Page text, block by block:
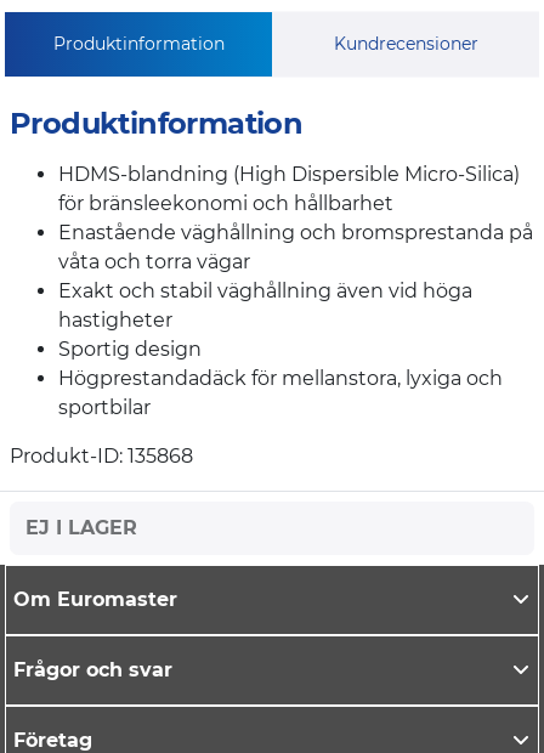
Produktinformation Kundrecensioner
Produktinformation
HDMS-blandning (High Dispersible Micro-Silica)
för bränsleekonomi och hållbarhet
Enastående väghållning och bromsprestanda på
våta och torra vägar
Exakt och stabil väghållning även vid höga
hastigheter
Sportig design
Högprestandadäck för mellanstora, lyxiga och
sportbilar
Produkt-ID: 135868
EJ I LAGER
Om Euromaster
Frågor och svar
Företag